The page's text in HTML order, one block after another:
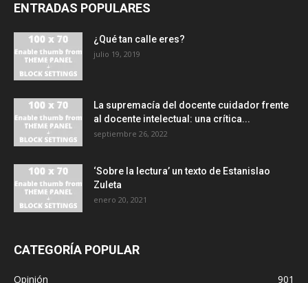
ENTRADAS POPULARES
¿Qué tan calle eres?
julio 19, 2019
La supremacía del docente cuidador frente
al docente intelectual: una crítica...
septiembre 26, 2022
‘Sobre la lectura’ un texto de Estanislao
Zuleta
enero 20, 2021
CATEGORÍA POPULAR
Opinión
901